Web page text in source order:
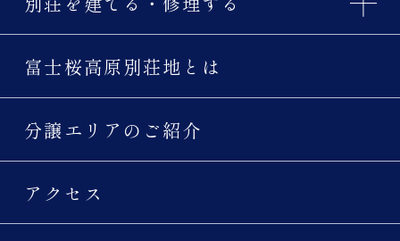
富士桜高原別荘地とは
分譲エリアのご紹介
アクセス